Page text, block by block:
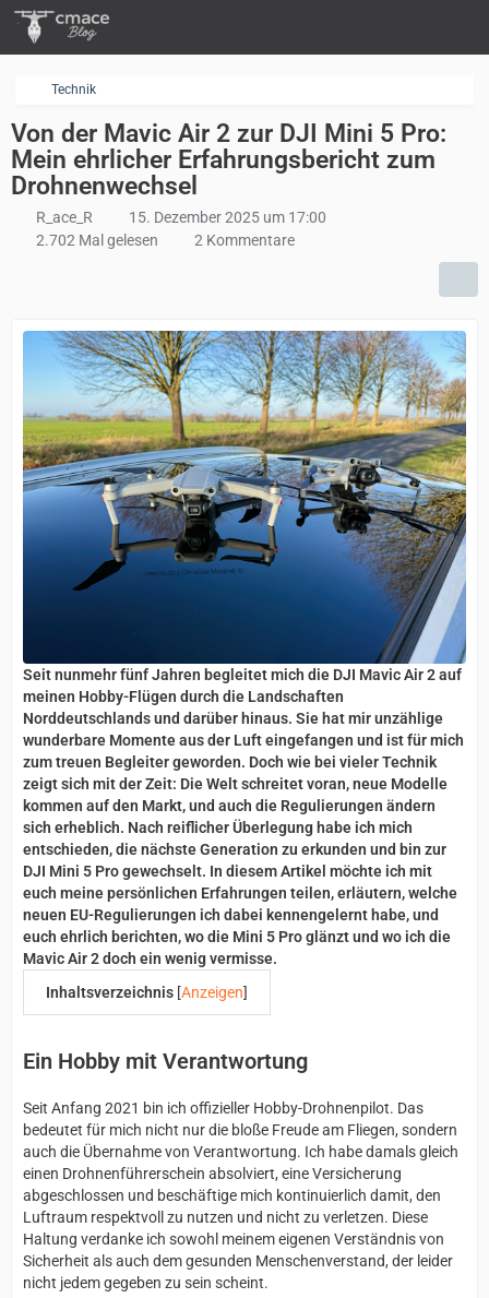
Technik
Von der Mavic Air 2 zur DJI Mini 5 Pro:
Mein ehrlicher Erfahrungsbericht zum
Drohnenwechsel
R_ace_R
15. Dezember 2025 um 17:00
2.702 Mal gelesen
2 Kommentare
Seit nunmehr fünf Jahren begleitet mich die DJI Mavic Air 2 auf
meinen Hobby-Flügen durch die Landschaften
Norddeutschlands und darüber hinaus. Sie hat mir unzählige
wunderbare Momente aus der Luft eingefangen und ist für mich
zum treuen Begleiter geworden. Doch wie bei vieler Technik
zeigt sich mit der Zeit: Die Welt schreitet voran, neue Modelle
kommen auf den Markt, und auch die Regulierungen ändern
sich erheblich. Nach reiflicher Überlegung habe ich mich
entschieden, die nächste Generation zu erkunden und bin zur
DJI Mini 5 Pro gewechselt. In diesem Artikel möchte ich mit
euch meine persönlichen Erfahrungen teilen, erläutern, welche
neuen EU-Regulierungen ich dabei kennengelernt habe, und
euch ehrlich berichten, wo die Mini 5 Pro glänzt und wo ich die
Mavic Air 2 doch ein wenig vermisse.
Inhaltsverzeichnis [Anzeigen]
Ein Hobby mit Verantwortung
Seit Anfang 2021 bin ich offizieller Hobby-Drohnenpilot. Das
bedeutet für mich nicht nur die bloße Freude am Fliegen, sondern
auch die Übernahme von Verantwortung. Ich habe damals gleich
einen Drohnenführerschein absolviert, eine Versicherung
abgeschlossen und beschäftige mich kontinuierlich damit, den
Luftraum respektvoll zu nutzen und nicht zu verletzen. Diese
Haltung verdanke ich sowohl meinem eigenen Verständnis von
Sicherheit als auch dem gesunden Menschenverstand, der leider
nicht jedem gegeben zu sein scheint.